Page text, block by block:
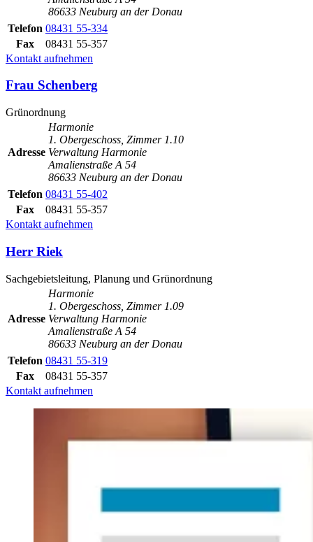
86633 Neuburg an der Donau
Telefon 08431 55-334
Fax
08431 55-357
Kontakt aufnehmen
Frau Schenberg
Grünordnung
Adresse
Harmonie
1. Obergeschoss, Zimmer 1.10
Verwaltung Harmonie
Amalienstraße A 54
86633 Neuburg an der Donau
Telefon 08431 55-402
Fax
08431 55-357
Kontakt aufnehmen
Herr Riek
Sachgebietsleitung, Planung und Grünordnung
Adresse
Harmonie
1. Obergeschoss, Zimmer 1.09
Verwaltung Harmonie
Amalienstraße A 54
86633 Neuburg an der Donau
Telefon 08431 55-319
Fax
08431 55-357
Kontakt aufnehmen